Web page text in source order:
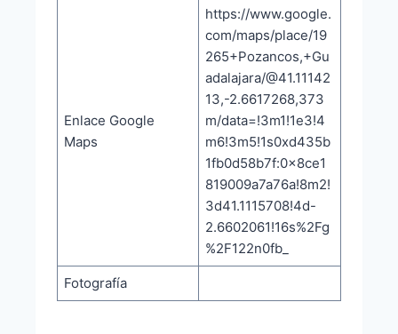
Enlace Google
Maps
https://www.google.
com/maps/place/19
265+Pozancos,+Gu
adalajara/@41.11142
13,-2.6617268,373
m/data=!3m1!1e3!4
m6!3m5!1s0xd435b
1fb0d58b7f:0x8ce1
819009a7a76a!8m2!
3d41.1115708!4d-
2.6602061!16s%2Fg
%2F122n0fb_
Fotografía